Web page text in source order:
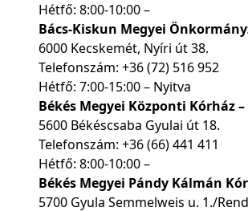
Hétfő: 8:00-10:00 –
Bács-Kiskun Megyei
6000 Kecskemét, Nyíri út 38.
Telefonszám: +36 (72) 516 952
Hétfő: 7:00-15:00 – Nyitva
Békés Megyei Központi Kórház
5600 Békéscsaba Gyulai út 18.
Telefonszám: +36 (66) 441 411
Hétfő: 8:00-10:00 –
Békés Megyei Pándy Kálmán
5700 Gyula Semmelweis u. 1./